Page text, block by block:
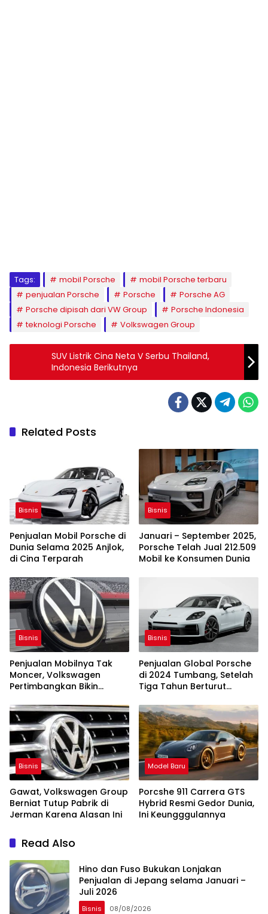
Tags: mobil Porsche
mobil Porsche terbaru
penjualan Porsche
Porsche
Porsche AG
Porsche dipisah dari VW Group
Porsche Indonesia
teknologi Porsche
Volkswagen Group
SUV Listrik Cina Neta V Serbu Thailand,
Indonesia Berikutnya
Related Posts
Bisnis
Penjualan Mobil Porsche di
Dunia Selama 2025 Anjlok,
di Cina Terparah
Bisnis
Januari – September 2025,
Porsche Telah Jual 212.509
Mobil ke Konsumen Dunia
Bisnis
Penjualan Mobilnya Tak
Moncer, Volkswagen
Pertimbangkan Bikin
Bisnis
Penjualan Global Porsche
di 2024 Tumbang, Setelah
Tiga Tahun Berturut
Bisnis
Gawat, Volkswagen Group
Berniat Tutup Pabrik di
Jerman Karena Alasan Ini
Model Baru
Porcshe 911 Carrera GTS
Hybrid Resmi Gedor Dunia,
Ini Keungggulannya
Read Also
Hino dan Fuso Bukukan Lonjakan
Penjualan di Jepang selama Januari –
Juli 2026
Bisnis 08/08/2026